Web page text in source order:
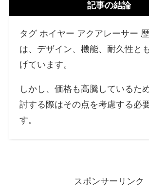
記事の結論
タグ ホイヤー アクアレーサー
は、デザイン、機能、耐久性と
げています。
しかし、価格も高騰しているた
討する際はその点を考慮する必
す。
スポンサーリンク